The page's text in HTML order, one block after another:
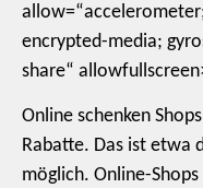
encrypted-media;
share“
Online schenken
Rabatte. Das ist etwa
möglich. Online-